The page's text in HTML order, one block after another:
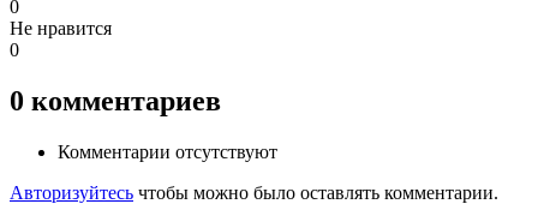
0
Не нравится
0
0 комментариев
Комментарии отсутствуют
Авторизуйтесь чтобы можно было оставлять комментарии.